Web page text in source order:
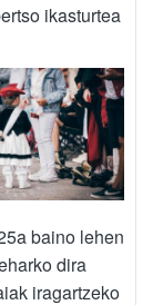
ikasturtea
baino lehen
dira
iragartzeko